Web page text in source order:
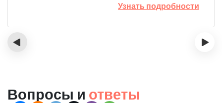
Узнать подробности
‹ ›
Вопросы и ответы